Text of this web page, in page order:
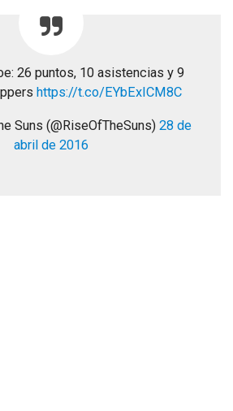
26 puntos, 10 asistencias y 9
https://t.co/EYbExICM8C
Suns (@RiseOfTheSuns) 28 de
abril de 2016